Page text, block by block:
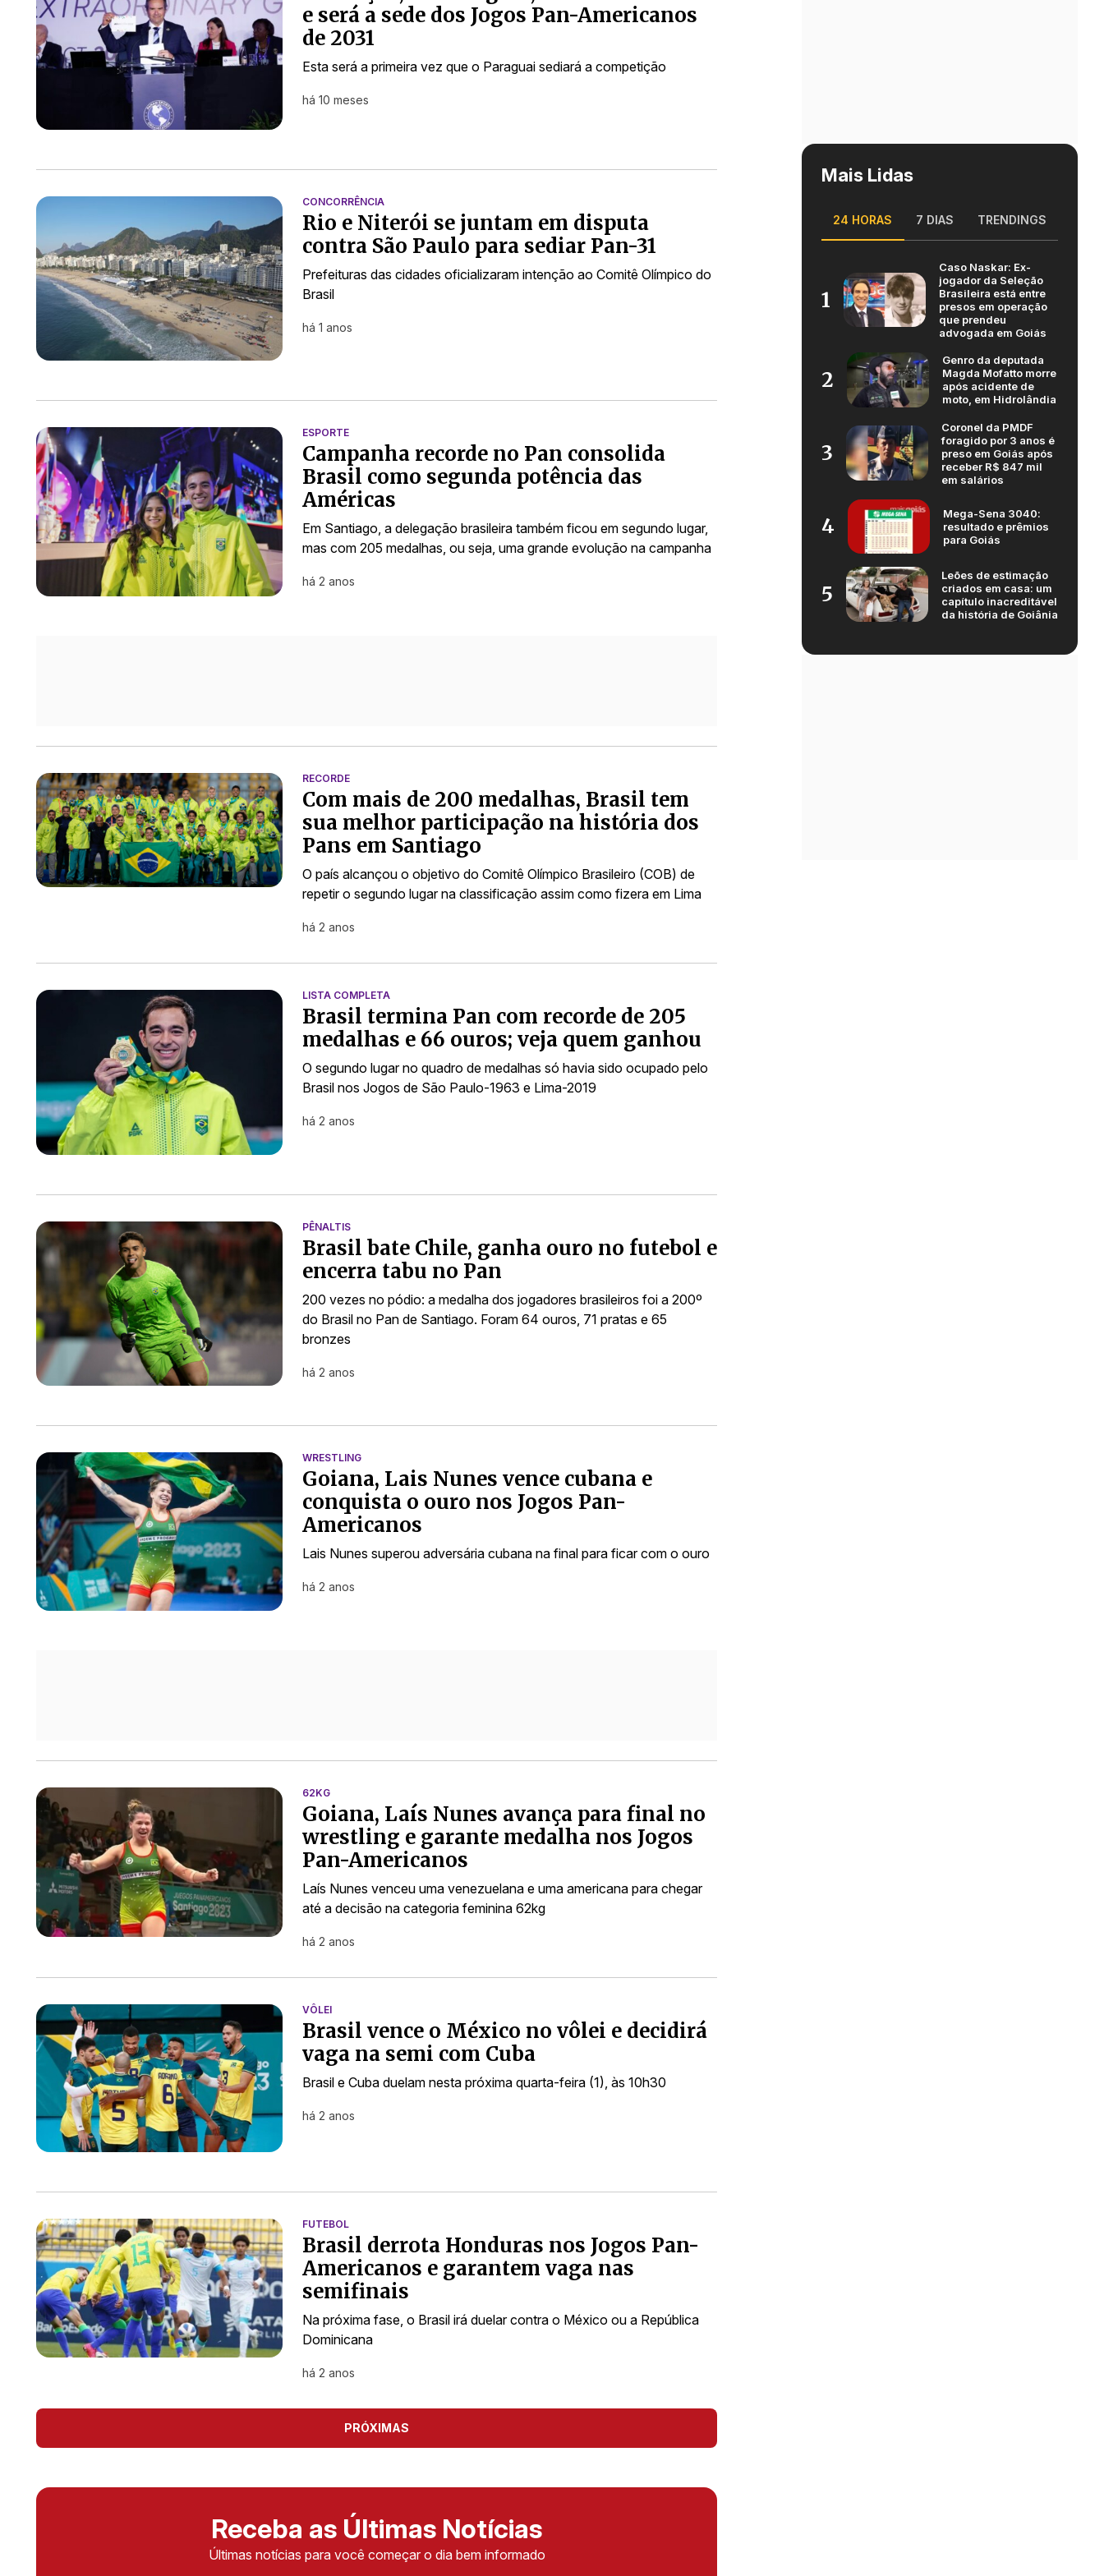
e será a sede dos Jogos Pan-Americanos
de 2031
Esta será a primeira vez que o Paraguai sediará a competição
há 10 meses
CONCORRÊNCIA
Rio e Niterói se juntam em disputa
contra São Paulo para sediar Pan-31
Prefeituras das cidades oficializaram intenção ao Comitê Olímpico do
Brasil
há 1 anos
ESPORTE
Campanha recorde no Pan consolida
Brasil como segunda potência das
Américas
Em Santiago, a delegação brasileira também ficou em segundo lugar,
mas com 205 medalhas, ou seja, uma grande evolução na campanha
há 2 anos
RECORDE
Com mais de 200 medalhas, Brasil tem
sua melhor participação na história dos
Pans em Santiago
O país alcançou o objetivo do Comitê Olímpico Brasileiro (COB) de
repetir o segundo lugar na classificação assim como fizera em Lima
há 2 anos
LISTA COMPLETA
Brasil termina Pan com recorde de 205
medalhas e 66 ouros; veja quem ganhou
O segundo lugar no quadro de medalhas só havia sido ocupado pelo
Brasil nos Jogos de São Paulo-1963 e Lima-2019
há 2 anos
PÊNALTIS
Brasil bate Chile, ganha ouro no futebol e
encerra tabu no Pan
200 vezes no pódio: a medalha dos jogadores brasileiros foi a 200º
do Brasil no Pan de Santiago. Foram 64 ouros, 71 pratas e 65
bronzes
há 2 anos
WRESTLING
Goiana, Lais Nunes vence cubana e
conquista o ouro nos Jogos Pan-
Americanos
Lais Nunes superou adversária cubana na final para ficar com o ouro
há 2 anos
62KG
Goiana, Laís Nunes avança para final no
wrestling e garante medalha nos Jogos
Pan-Americanos
Laís Nunes venceu uma venezuelana e uma americana para chegar
até a decisão na categoria feminina 62kg
há 2 anos
VÔLEI
Brasil vence o México no vôlei e decidirá
vaga na semi com Cuba
Brasil e Cuba duelam nesta próxima quarta-feira (1), às 10h30
há 2 anos
FUTEBOL
Brasil derrota Honduras nos Jogos Pan-
Americanos e garantem vaga nas
semifinais
Na próxima fase, o Brasil irá duelar contra o México ou a República
Dominicana
há 2 anos
PRÓXIMAS
Receba as Últimas Notícias
Últimas notícias para você começar o dia bem informado
Mais Lidas
24 HORAS 7 DIAS TRENDINGS
1
Caso Naskar: Ex-
jogador da Seleção
Brasileira está entre
presos em operação
que prendeu
advogada em Goiás
2
Genro da deputada
Magda Mofatto morre
após acidente de
moto, em Hidrolândia
3
Coronel da PMDF
foragido por 3 anos é
preso em Goiás após
receber R$ 847 mil
em salários
4
Mega-Sena 3040:
resultado e prêmios
para Goiás
5
Leões de estimação
criados em casa: um
capítulo inacreditável
da história de Goiânia